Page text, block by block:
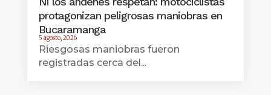
protagonizan peligrosas maniobras en
Bucaramanga
5 agosto, 2026
Riesgosas maniobras fueron
registradas cerca del...